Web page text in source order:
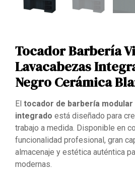
Tocador Barbería
Lavacabezas
Negro Cerámica
El tocador de barbería modular
integrado está diseñado para
trabajo a medida. Disponible en
funcionalidad profesional, gran
almacenaje y estética auténtica
modernas.